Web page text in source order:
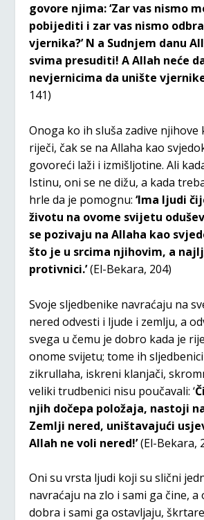
govore njima: ‘Zar vas nismo
pobijediti i zar vas nismo
vjernika?’ N a Sudnjem danu
svima presuditi! A Allah neće
nevjernicima da unište
141)
Onoga ko ih sluša zadive njihove
riječi, čak se na Allaha kao
govoreći laži i izmišljotine. Ali
Istinu, oni se ne dižu, a kada
hrle da je pomognu:‘Ima ljudi
životu na ovome svijetu
se pozivaju na Allaha kao
što je u srcima njihovim, a
protivnici.’(El-Bekara, 204)
Svoje sljedbenike navraćaju na
nered odvesti i ljude i zemlju, a
svega u čemu je dobro kada je
onome svijetu; tome ih
zikrullaha, iskreni klanjači,
veliki trudbenici nisu poučavali: ‘
njih dočepa položaja, nastoji
Zemlji nered, uništavajući
Allah ne voli nered!’(El-Bekara,
Oni su vrsta ljudi koji su slični
navraćaju na zlo i sami ga čine, a
dobra i sami ga ostavljaju,